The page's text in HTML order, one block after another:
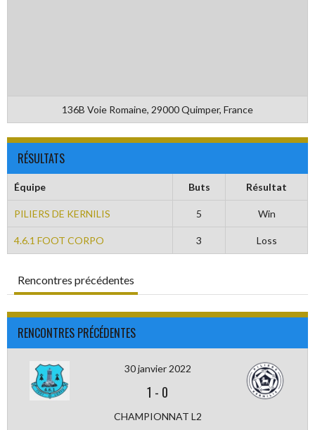
136B Voie Romaine, 29000 Quimper, France
RÉSULTATS
Équipe Buts Résultat
PILIERS DE KERNILIS 5 Win
4.6.1 FOOT CORPO 3 Loss
Rencontres précédentes
RENCONTRES PRÉCÉDENTES
30 janvier 2022
1 - 0
CHAMPIONNAT L2